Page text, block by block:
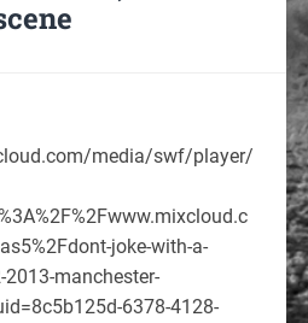
media/swf/player/
joke-with-a-
2013-manchester-
6378-4128-